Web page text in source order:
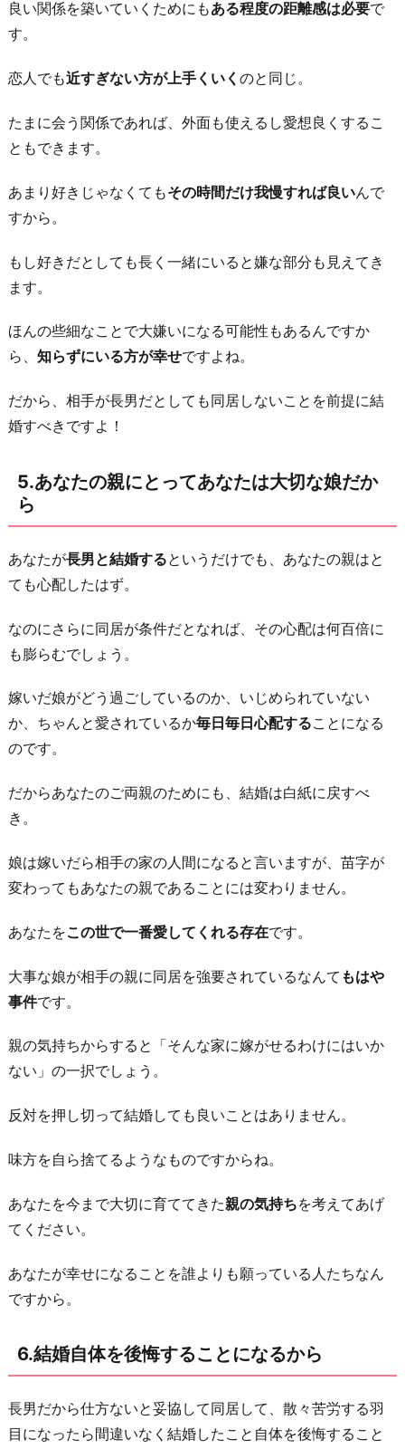
良い関係を築いていくためにもある程度の距離感は必要で
す。
恋人でも近すぎない方が上手くいく のと同じ。
たまに会う関係であれば、外面も使えるし愛想良くするこ
ともできます。
あまり好きじゃなくてもその時間だけ我慢すれば良いんで
すから。
もし好きだとしても長く一緒にいると嫌な部分も見えてき
ます。
ほんの些細なことで大嫌いになる可能性もあるんですか
ら、 知らずにいる方が幸せですよね。
だから、相手が長男だとしても同居しないことを前提に結
婚すべきですよ！
5.あなたの親にとってあなたは大切な娘だか
ら
あなたが長男と結婚するというだけでも、あなたの親はと
ても心配したはず。
なのにさらに同居が条件だとなれば、その心配は何百倍に
も膨らむでしょう。
嫁いだ娘がどう過ごしているのか、いじめられていない
か、ちゃんと愛されているか毎日毎日心配することになる
のです。
だからあなたのご両親のためにも、結婚は白紙に戻すべ
き。
娘は嫁いだら相手の家の人間になると言いますが、苗字が
変わってもあなたの親であることには変わりません。
あなたをこの世で一番愛してくれる存在です。
大事な娘が相手の親に同居を強要されているなんて もはや
事件です。
親の気持ちからすると「そんな家に嫁がせるわけにはいか
ない」の一択でしょう。
反対を押し切って結婚しても良いことはありません。
味方を自ら捨てるようなものですからね。
あなたを今まで大切に育ててきた親の気持ちを考えてあげ
てください。
あなたが幸せになることを誰よりも願っている人たちなん
ですから。
6.結婚自体を後悔することになるから
長男だから仕方ないと妥協して同居して、散々苦労する羽
目になったら間違いなく結婚したこと自体を後悔すること